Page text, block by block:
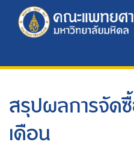
สรุปผลการจัด
เดือน